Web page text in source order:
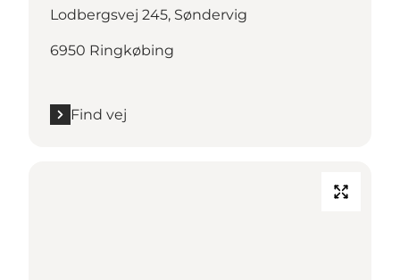
Lodbergsvej 245, Søndervig
6950 Ringkøbing
Find vej